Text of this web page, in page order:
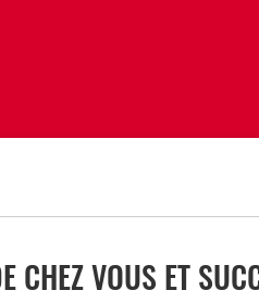
VOUS ET